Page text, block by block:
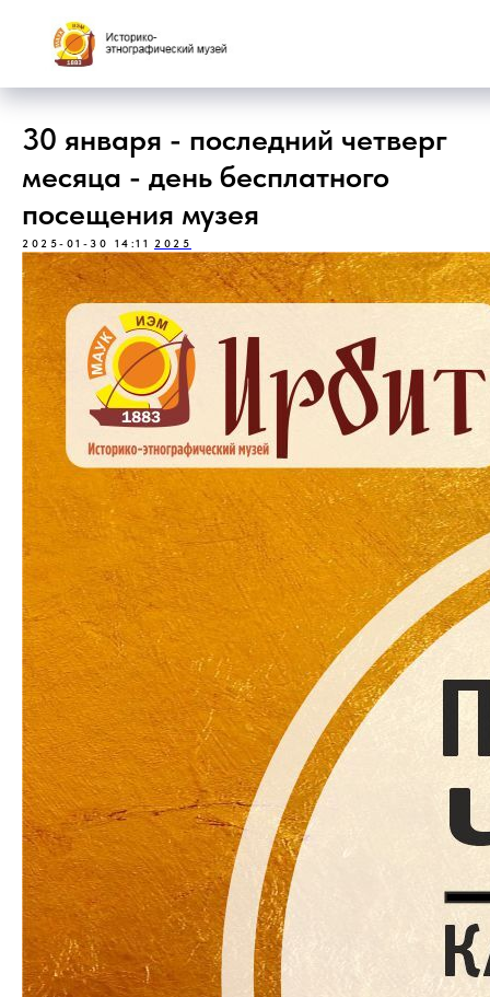
30 января - последний четверг
месяца - день бесплатного
посещения музея
2025-01-30 14:11 2025